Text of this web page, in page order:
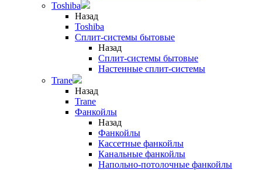
Toshiba
Назад
Toshiba
Сплит-системы бытовые
Назад
Сплит-системы бытовые
Настенные сплит-системы
Trane
Назад
Trane
Фанкойлы
Назад
Фанкойлы
Кассетные фанкойлы
Канальные фанкойлы
Напольно-потолочные фанкойлы